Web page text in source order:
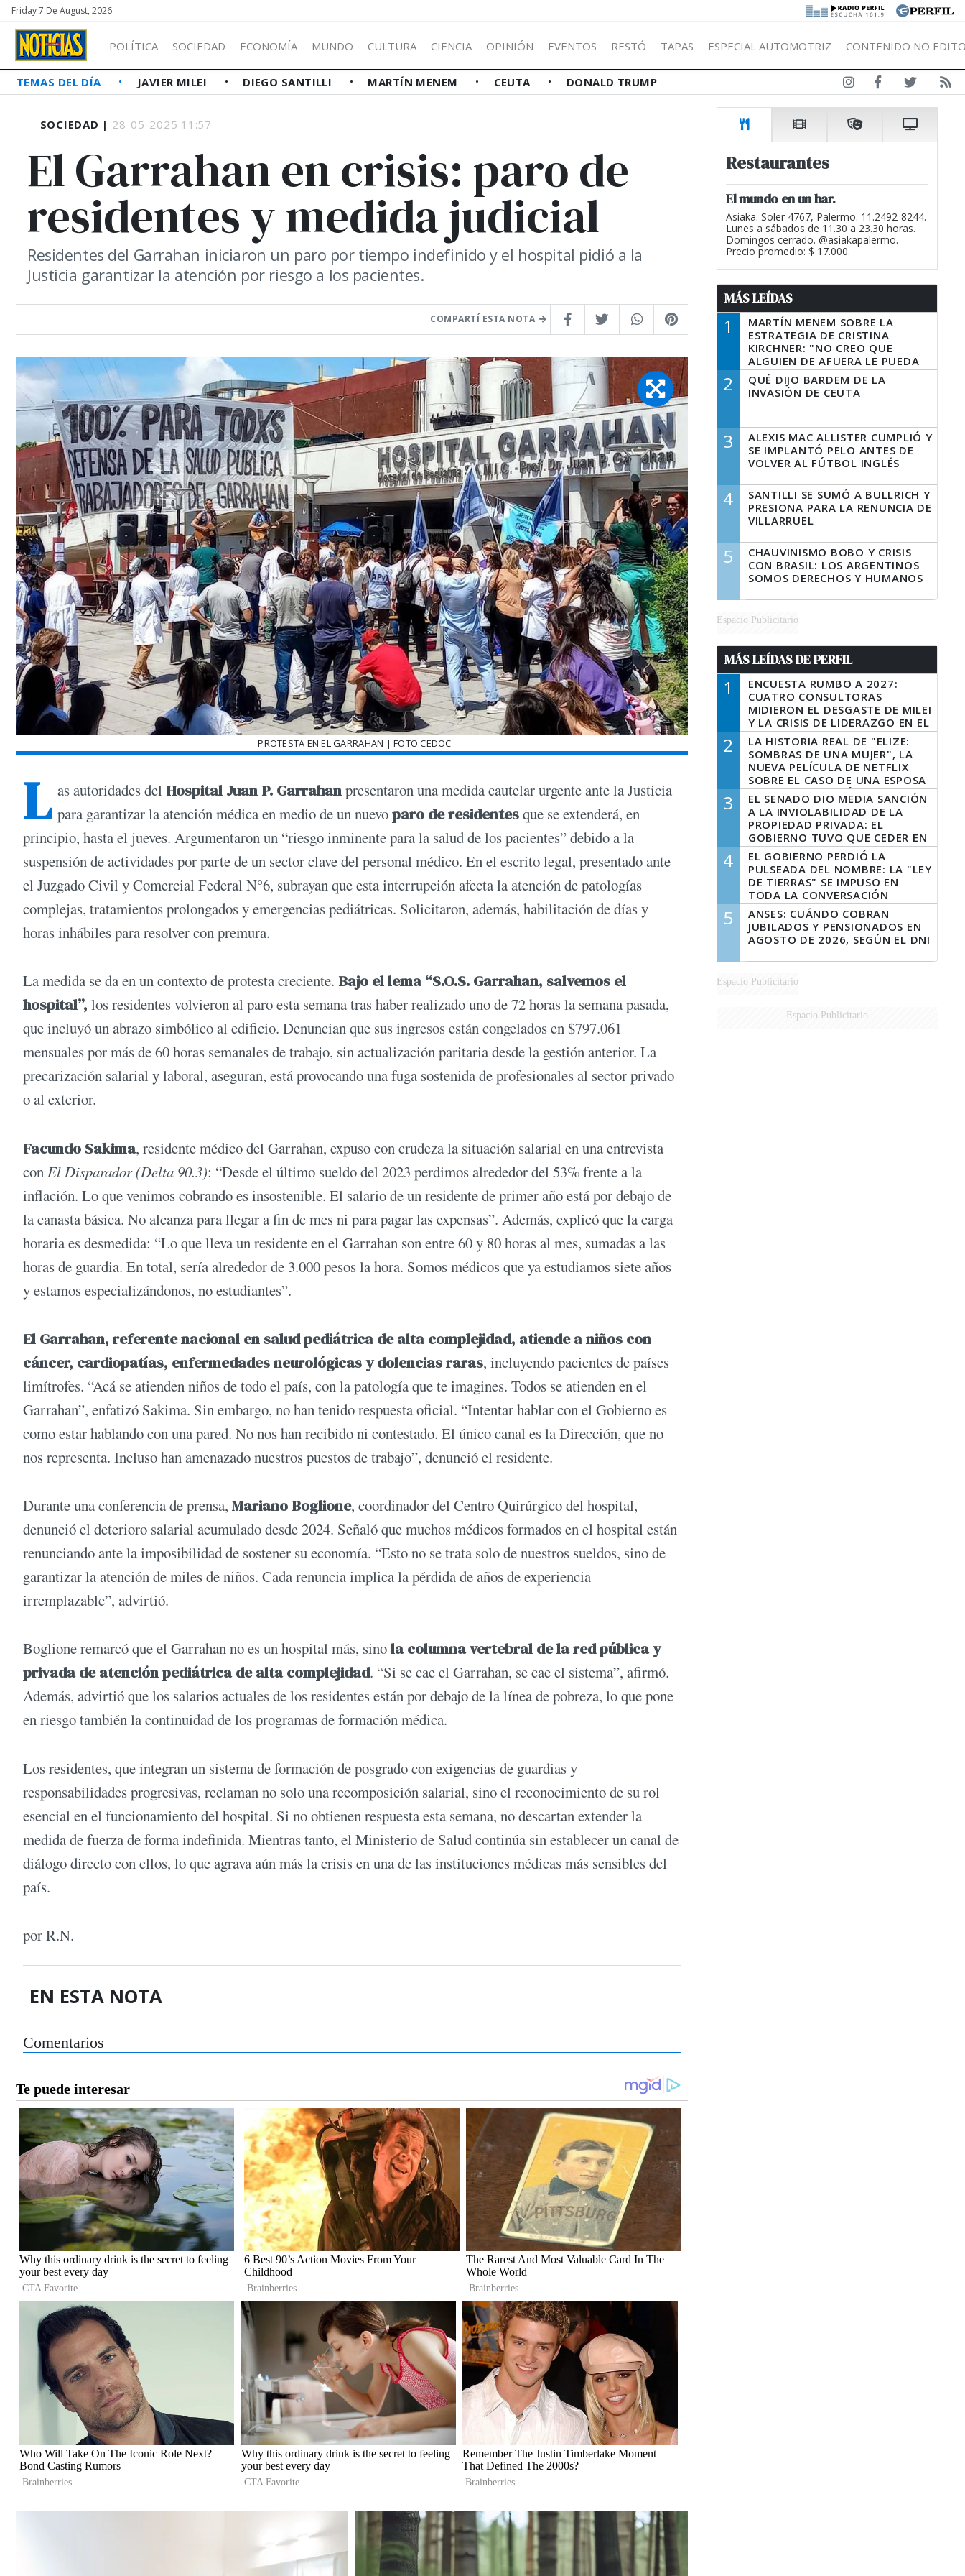
Friday 7 De August, 2026 |
POLÍTICA SOCIEDAD ECONOMÍA MUNDO CULTURA CIENCIA OPINIÓN EVENTOS RESTÓ TAPAS ESPECIAL AUTOMOTRIZ CONTENIDO NO
TEMAS DEL DÍA JAVIER MILEI DIEGO SANTILLI MARTÍN MENEM CEUTA DONALD TRUMP
SOCIEDAD | 28-05-2025 11:57
El Garrahan en crisis: paro de
residentes y medida judicial
Residentes del Garrahan iniciaron un paro por tiempo indefinido y el hospital pidió a la
Justicia garantizar la atención por riesgo a los pacientes.
COMPARTÍ ESTA NOTA
PROTESTA EN EL GARRAHAN | FOTO:CEDOC
L as autoridades del Hospital Juan P. Garrahanpresentaron una medida cautelar urgente ante la Justicia
para garantizar la atención médica en medio de un nuevoparo de residentesque se extenderá, en
principio, hasta el jueves. Argumentaron un “riesgo inminente para la salud de los pacientes” debido a la
suspensión de actividades por parte de un sector clave del personal médico. En el escrito legal, presentado ante
el Juzgado Civil y Comercial Federal N°6, subrayan que esta interrupción afecta la atención de patologías
complejas, tratamientos prolongados y emergencias pediátricas. Solicitaron, además, habilitación de días y
horas inhábiles para resolver con premura.
La medida se da en un contexto de protesta creciente. Bajo el lema “S.O.S. Garrahan, salvemos el
hospital”, los residentes volvieron al paro esta semana tras haber realizado uno de 72 horas la semana pasada,
que incluyó un abrazo simbólico al edificio. Denuncian que sus ingresos están congelados en $797.061
mensuales por más de 60 horas semanales de trabajo, sin actualización paritaria desde la gestión anterior. La
precarización salarial y laboral, aseguran, está provocando una fuga sostenida de profesionales al sector privado
o al exterior.
Facundo Sakima, residente médico del Garrahan, expuso con crudeza la situación salarial en una entrevista
conEl Disparador (Delta 90.3): “Desde el último sueldo del 2023 perdimos alrededor del 53% frente a la
inflación. Lo que venimos cobrando es insostenible. El salario de un residente de primer año está por debajo de
la canasta básica. No alcanza para llegar a fin de mes ni para pagar las expensas”. Además, explicó que la carga
horaria es desmedida: “Lo que lleva un residente en el Garrahan son entre 60 y 80 horas al mes, sumadas a las
horas de guardia. En total, sería alrededor de 3.000 pesos la hora. Somos médicos que ya estudiamos siete años
y estamos especializándonos, no estudiantes”.
El Garrahan, referente nacional en salud pediátrica de alta complejidad, atiende a niños con
cáncer, cardiopatías, enfermedades neurológicas y dolencias raras, incluyendo pacientes de países
limítrofes. “Acá se atienden niños de todo el país, con la patología que te imagines. Todos se atienden en el
Garrahan”, enfatizó Sakima. Sin embargo, no han tenido respuesta oficial. “Intentar hablar con el Gobierno es
como estar hablando con una pared. No nos han recibido ni contestado. El único canal es la Dirección, que no
nos representa. Incluso han amenazado nuestros puestos de trabajo”, denunció el residente.
Durante una conferencia de prensa, Mariano Boglione, coordinador del Centro Quirúrgico del hospital,
denunció el deterioro salarial acumulado desde 2024. Señaló que muchos médicos formados en el hospital están
renunciando ante la imposibilidad de sostener su economía. “Esto no se trata solo de nuestros sueldos, sino de
garantizar la atención de miles de niños. Cada renuncia implica la pérdida de años de experiencia
irremplazable”, advirtió.
Boglione remarcó que el Garrahan no es un hospital más, sinola columna vertebral de la red pública y
privada de atención pediátrica de alta complejidad. “Si se cae el Garrahan, se cae el sistema”, afirmó.
Además, advirtió que los salarios actuales de los residentes están por debajo de la línea de pobreza, lo que pone
en riesgo también la continuidad de los programas de formación médica.
Los residentes, que integran un sistema de formación de posgrado con exigencias de guardias y
responsabilidades progresivas, reclaman no solo una recomposición salarial, sino el reconocimiento de su rol
esencial en el funcionamiento del hospital. Si no obtienen respuesta esta semana, no descartan extender la
medida de fuerza de forma indefinida. Mientras tanto, el Ministerio de Salud continúa sin establecer un canal de
diálogo directo con ellos, lo que agrava aún más la crisis en una de las instituciones médicas más sensibles del
país.
por R.N.
EN ESTA NOTA
Comentarios
Restaurantes
El mundo en un bar.
Asiaka. Soler 4767, Palermo. 11.2492-8244.
Lunes a sábados de 11.30 a 23.30 horas.
Domingos cerrado. @asiakapalermo.
Precio promedio: $ 17.000.
MÁS LEÍDAS
1
MARTÍN MENEM SOBRE LA
ESTRATEGIA DE CRISTINA
KIRCHNER: "NO CREO QUE
ALGUIEN DE AFUERA LE PUEDA
DECIR A LA JUSTICIA LO QUE
TIENE QUE HACER"
2
QUÉ DIJO BARDEM DE LA
INVASIÓN DE CEUTA
3
ALEXIS MAC ALLISTER CUMPLIÓ Y
SE IMPLANTÓ PELO ANTES DE
VOLVER AL FÚTBOL INGLÉS
4
SANTILLI SE SUMÓ A BULLRICH Y
PRESIONA PARA LA RENUNCIA DE
VILLARRUEL
5
CHAUVINISMO BOBO Y CRISIS
CON BRASIL: LOS ARGENTINOS
SOMOS DERECHOS Y HUMANOS
Espacio Publicitario
MÁS LEÍDAS DE PERFIL
1
ENCUESTA RUMBO A 2027:
CUATRO CONSULTORAS
MIDIERON EL DESGASTE DE MILEI
Y LA CRISIS DE LIDERAZGO EN EL
PERONISMO
2
LA HISTORIA REAL DE "ELIZE:
SOMBRAS DE UNA MUJER", LA
NUEVA PELÍCULA DE NETFLIX
SOBRE EL CASO DE UNA ESPOSA
QUE DESCUARTIZÓ A SU
MARIDO
3
EL SENADO DIO MEDIA SANCIÓN
A LA INVIOLABILIDAD DE LA
PROPIEDAD PRIVADA: EL
GOBIERNO TUVO QUE CEDER EN
LA LEY DEL MANEJO DEL FUEGO
4
EL GOBIERNO PERDIÓ LA
PULSEADA DEL NOMBRE: LA "LEY
DE TIERRAS" SE IMPUSO EN
TODA LA CONVERSACIÓN
DIGITAL
5
ANSES: CUÁNDO COBRAN
JUBILADOS Y PENSIONADOS EN
AGOSTO DE 2026, SEGÚN EL DNI
Espacio Publicitario
Espacio Publicitario